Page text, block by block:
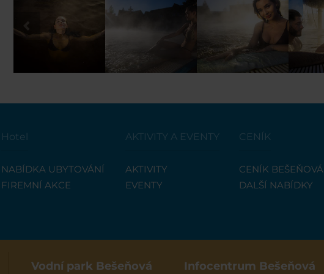
Hotel
NABÍDKA UBYTOVÁNÍ
FIREMNÍ AKCE
AKTIVITY A EVENTY
AKTIVITY
EVENTY
CENÍK
CENÍK BEŠEŇOVÁ
DALŠÍ NABÍDKY
Vodní park Bešeňová Infocentrum Bešeňová